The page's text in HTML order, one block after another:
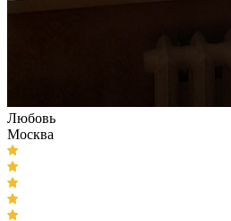
Любовь
Москва